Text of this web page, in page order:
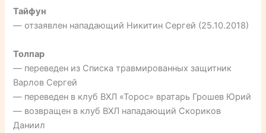
Тайфун
— отзаявлен нападающий Никитин Сергей (25.10.2018)
Толпар
— переведен из Списка травмированных защитник
Варлов Сергей
— переведен в клуб ВХЛ «Торос» вратарь Грошев Юрий
— возвращен в клуб ВХЛ нападающий Скориков
Даниил